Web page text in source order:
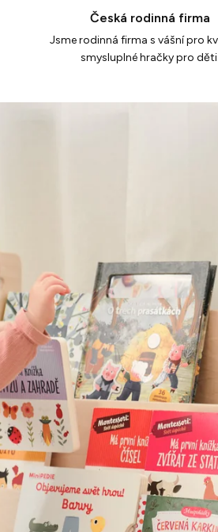
Česká rodinná firma
Jsme rodinná firma s vášní pro
smysluplné hračky pro děti.